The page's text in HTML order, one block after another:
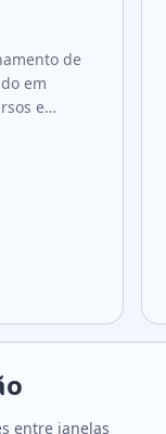
de
em
e
entre janelas